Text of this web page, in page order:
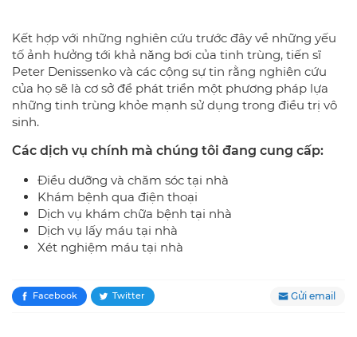
Kết hợp với những nghiên cứu trước đây về những yếu
tố ảnh hưởng tới khả năng bơi của tinh trùng, tiến sĩ
Peter Denissenko và các cộng sự tin rằng nghiên cứu
của họ sẽ là cơ sở để phát triển một phương pháp lựa
những tinh trùng khỏe mạnh sử dụng trong điều trị vô
sinh.
Các dịch vụ chính mà chúng tôi đang cung cấp:
Điều dưỡng và chăm sóc tại nhà
Khám bệnh qua điện thoại
Dịch vụ khám chữa bệnh tại nhà
Dịch vụ lấy máu tại nhà
Xét nghiệm máu tại nhà
Facebook Twitter Gửi email